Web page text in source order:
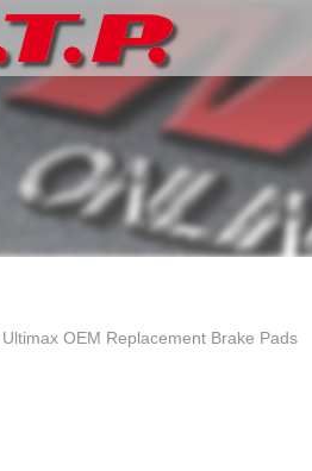
Ultimax OEM Replacement Brake Pads